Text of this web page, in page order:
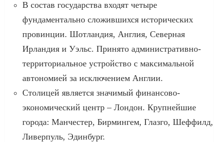
В состав государства входят четыре
фундаментально сложившихся исторических
провинции. Шотландия, Англия, Северная
Ирландия и Уэльс. Принято административно-
территориальное устройство с максимальной
автономией за исключением Англии.
Столицей является значимый финансово-
экономический центр – Лондон. Крупнейшие
города: Манчестер, Бирмингем, Глазго, Шеффилд,
Ливерпуль, Эдинбург.